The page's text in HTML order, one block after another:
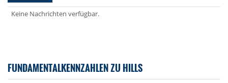
Keine Nachrichten verfügbar.
FUNDAMENTALKENNZAHLEN ZU HILLS